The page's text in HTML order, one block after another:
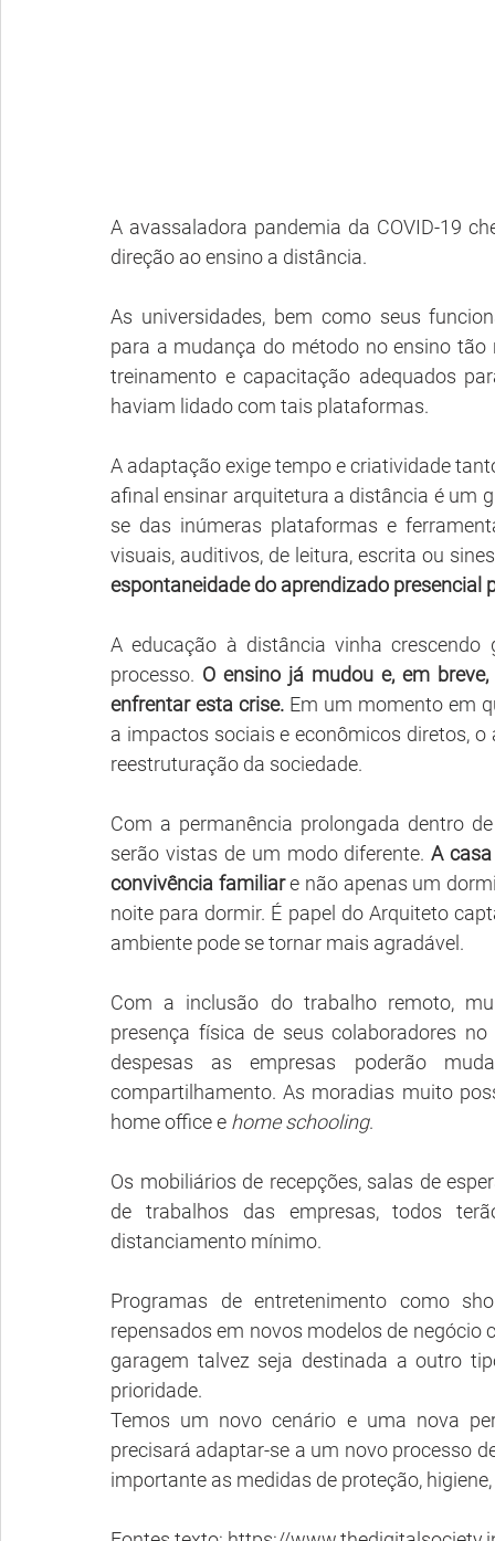
A avassaladora pandemia da COVID-19
direção ao ensino a distância.
As universidades, bem como seus
para a mudança do método no ensino
treinamento e capacitação adequados
haviam lidado com tais plataformas.
A adaptação exige tempo e criatividade
afinal ensinar arquitetura a distância é um
se das inúmeras plataformas e
visuais, auditivos, de leitura, escrita ou
espontaneidade do aprendizado presencial
A educação à distância vinha crescendo
processo. O ensino já mudou e, em
enfrentar esta crise. Em um momento em
a impactos sociais e econômicos diretos,
reestruturação da sociedade.
Com a permanência prolongada dentro
serão vistas de um modo diferente. A
convivência familiar e não apenas um
noite para dormir. É papel do Arquiteto
ambiente pode se tornar mais agradável.
Com a inclusão do trabalho remoto,
presença física de seus colaboradores
despesas as empresas poderão
compartilhamento. As moradias muito
home office e home schooling.
Os mobiliários de recepções, salas de
de trabalhos das empresas, todos
distanciamento mínimo.
Programas de entretenimento como
repensados em novos modelos de negócio
garagem talvez seja destinada a outro
prioridade.
Temos um novo cenário e uma nova
precisará adaptar-se a um novo processo
importante as medidas de proteção,